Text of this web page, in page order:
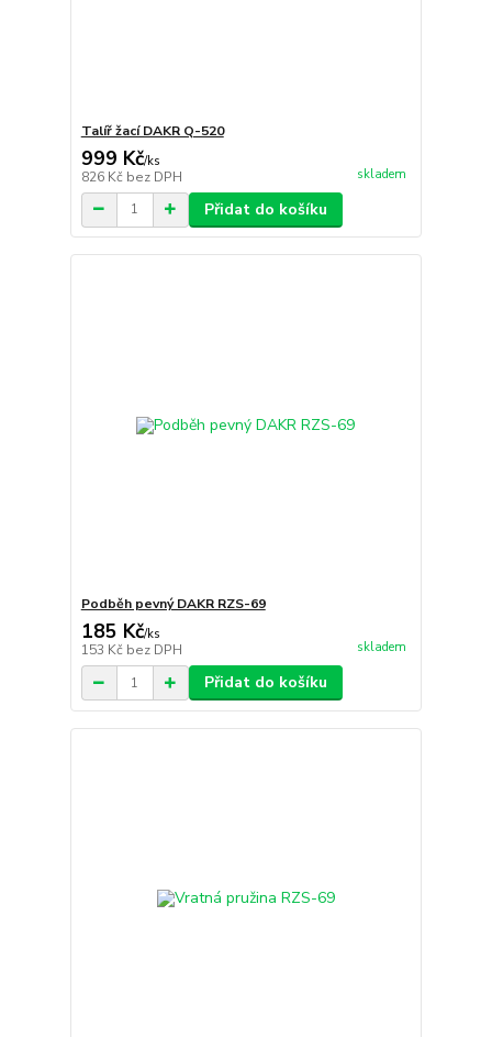
Talíř žací DAKR Q-520
999 Kč/ks
826 Kč bez DPH skladem
Přidat do košíku
Podběh pevný DAKR RZS-69
185 Kč/ks
153 Kč bez DPH skladem
Přidat do košíku